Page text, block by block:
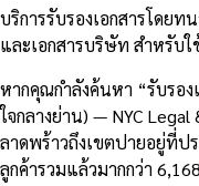
บริการรับรองเอกสารโดย
และเอกสารบริษัท สำหรับ
หากคุณกำลังค้นหา “รับรอ
ใจกลางย่าน) — NYC
ลาดพร้าวถึงเขตปายอยู่ที่ป
ลูกค้ารวมแล้วมากกว่า